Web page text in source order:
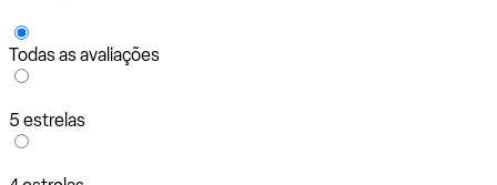
Todas as avaliações
5 estrelas